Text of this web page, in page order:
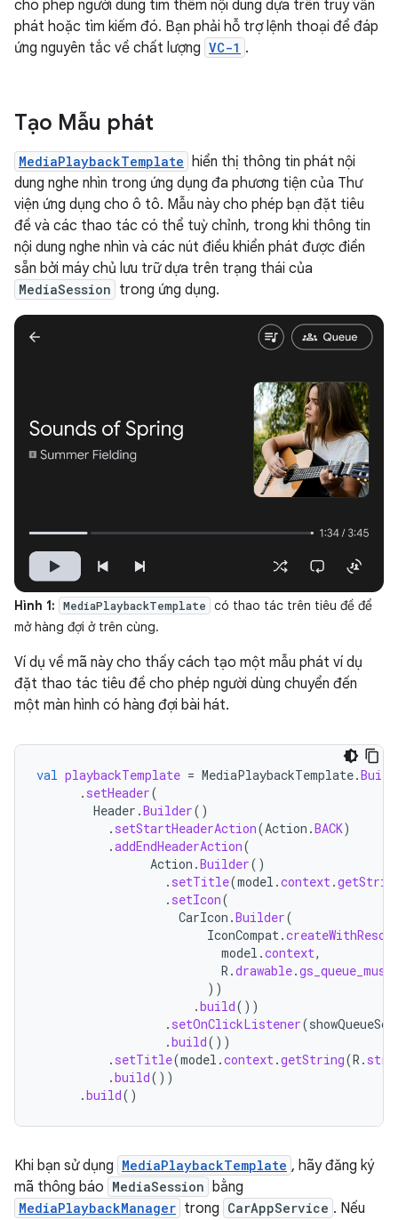
cho phép người dùng tìm thêm nội dung dựa trên truy vấn
phát hoặc tìm kiếm đó. Bạn phải hỗ trợ lệnh thoại để đáp
ứng nguyên tắc về chất lượng VC-1 .
Tạo Mẫu phát
MediaPlaybackTemplate hiển thị thông tin phát nội
dung nghe nhìn trong ứng dụng đa phương tiện của Thư
viện ứng dụng cho ô tô. Mẫu này cho phép bạn đặt tiêu
đề và các thao tác có thể tuỳ chỉnh, trong khi thông tin
nội dung nghe nhìn và các nút điều khiển phát được điền
sẵn bởi máy chủ lưu trữ dựa trên trạng thái của
MediaSession trong ứng dụng.
Hình 1: MediaPlaybackTemplate
có thao tác trên tiêu đề để
mở hàng đợi ở trên cùng.
Ví dụ về mã này cho thấy cách tạo một mẫu phát ví dụ
đặt thao tác tiêu đề cho phép người dùng chuyển đến
một màn hình có hàng đợi bài hát.
val playbackTemplate = MediaPlaybackTemplate.
. setHeader(
Header .Builder()
. setStartHeaderAction(Action .BACK)
.addEndHeaderAction(
Action .Builder()
. setTitle(model .context.
. setIcon(
CarIcon .Builder(
IconCompat.
model .context,
R .drawable.
))
.build())
. setOnClickListener(
.build())
. setTitle(model .context.getString(R .
.build())
.build()
Khi bạn sử dụng MediaPlaybackTemplate , hãy đăng ký
mã thông báo MediaSession bằng
MediaPlaybackManager trong CarAppService . Nếu